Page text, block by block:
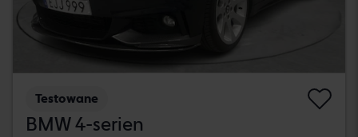
Testowane
BMW 4-serien